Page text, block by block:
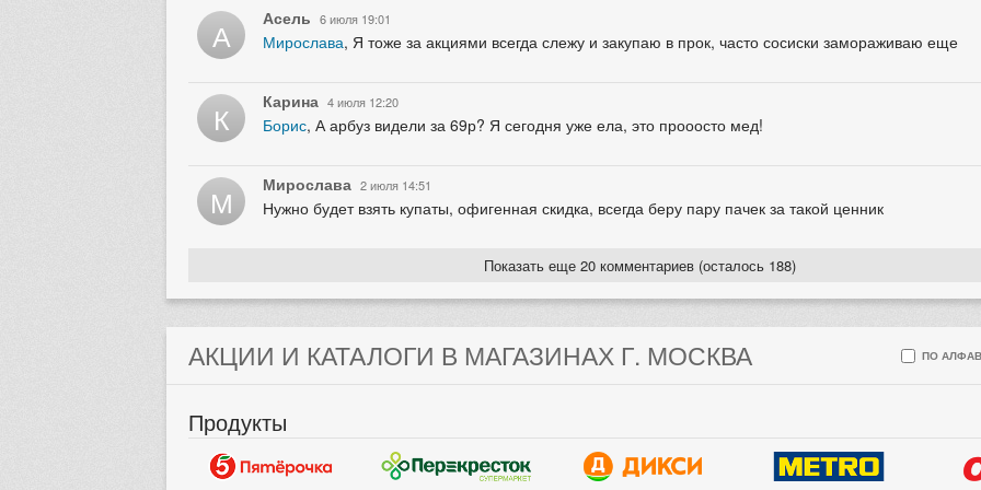
А Асель 6 июля 19:01
Мирослава, Я тоже за акциями всегда слежу и закупаю в прок, часто сосиски замораживаю еще
К Карина 4 июля 12:20
Борис, А арбуз видели за 69р? Я сегодня уже ела, это прооосто мед!
М Мирослава 2 июля 14:51
Нужно будет взять купаты, офигенная скидка, всегда беру пару пачек за такой ценник
Показать еще 20 комментариев (осталось 188)
АКЦИИ И КАТАЛОГИ В МАГАЗИНАХ Г. МОСКВА ПО
Продукты